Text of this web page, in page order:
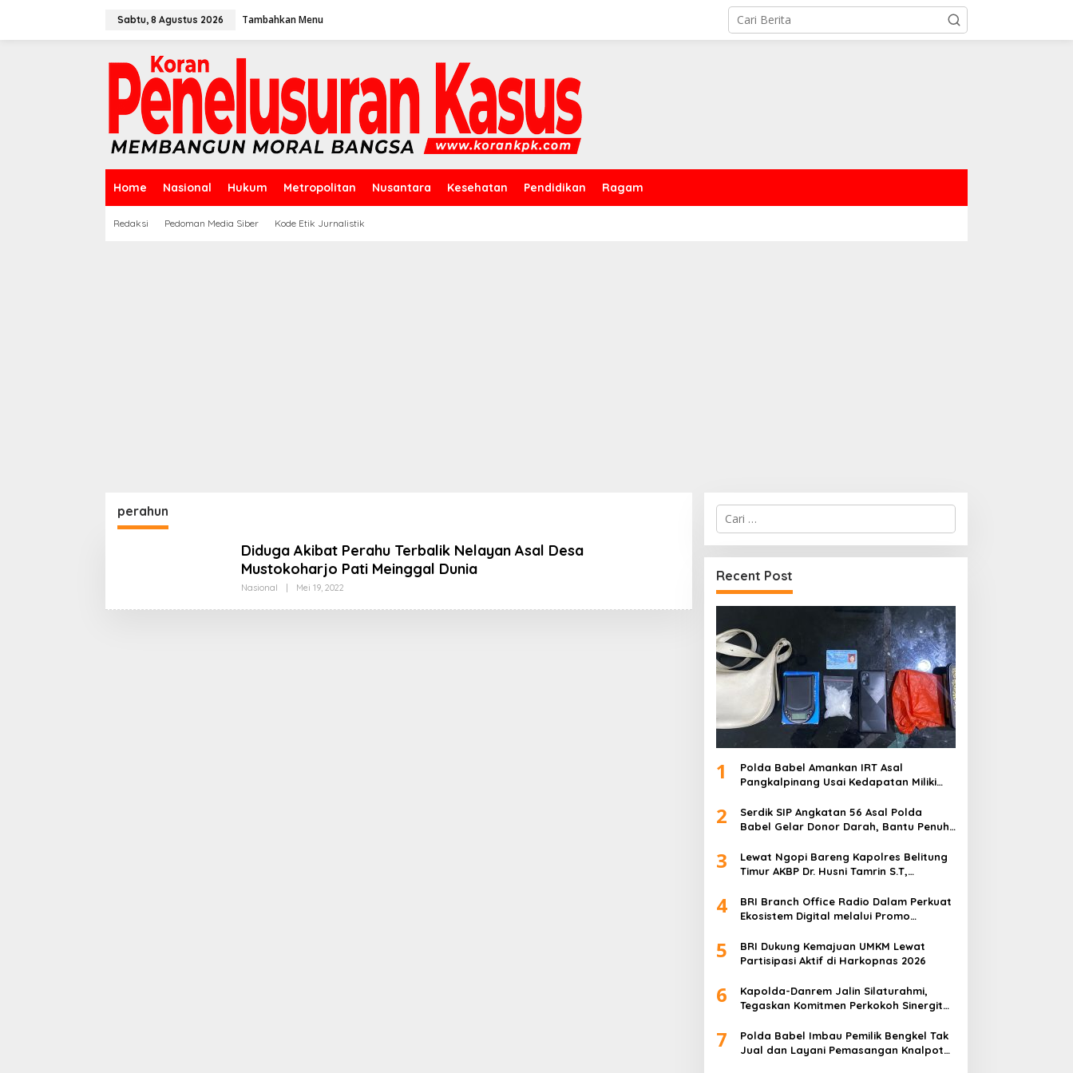
Sabtu, 8 Agustus 2026 Tambahkan Menu
Home Nasional Hukum Metropolitan Nusantara Kesehatan Pendidikan Ragam
Redaksi Pedoman Media Siber Kode Etik Jurnalistik
perahun
Diduga Akibat Perahu Terbalik Nelayan Asal Desa
Mustokoharjo Pati Meinggal Dunia
Nasional Mei 19, 2022
KPK
Cari
untuk:
Recent Post
1
Polda Babel Amankan IRT Asal
Pangkalpinang Usai Kedapatan Miliki
2
Serdik SIP Angkatan 56 Asal Polda
Babel Gelar Donor Darah, Bantu Penuhi
3
Lewat Ngopi Bareng Kapolres Belitung
Timur AKBP Dr. Husni Tamrin S.T,
Awak Media
4
BRI Branch Office Radio Dalam Perkuat
Ekosistem Digital melalui Promo
5
BRI Dukung Kemajuan UMKM Lewat
Partisipasi Aktif di Harkopnas 2026
6
Kapolda-Danrem Jalin Silaturahmi,
Tegaskan Komitmen Perkokoh Sinergitas
7
Polda Babel Imbau Pemilik Bengkel Tak
Jual dan Layani Pemasangan Knalpot